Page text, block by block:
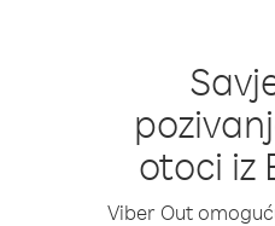
otoci iz
Viber Out